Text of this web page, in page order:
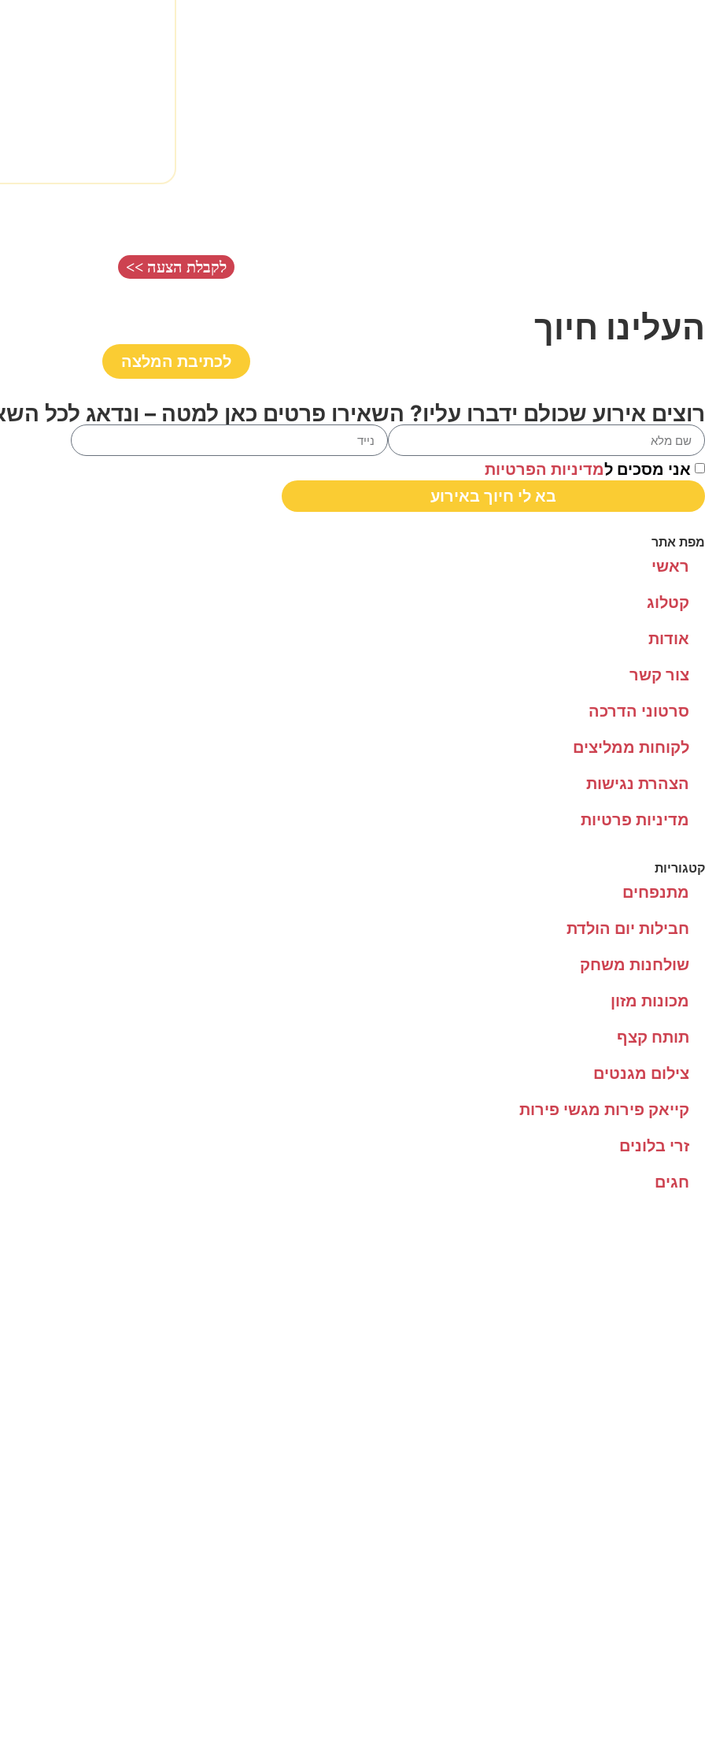
לקבלת הצעה >>
העלינו חיוך
לכתיבת המלצה
רוצים אירוע שכולם ידברו עליו? השאירו פרטים כאן למטה – ונדאג לכל
אני מסכים למדיניות הפרטיות
בא לי חיוך באירוע
מפת אתר
ראשי
קטלוג
אודות
צור קשר
סרטוני הדרכה
לקוחות ממליצים
הצהרת נגישות
מדיניות פרטיות
קטגוריות
מתנפחים
חבילות יום הולדת
שולחנות משחק
מכונות מזון
תותח קצף
צילום מגנטים
קייאק פירות מגשי פירות
זרי בלונים
חגים